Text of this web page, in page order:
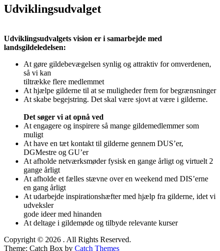
Udviklingsudvalget
Udviklingsudvalgets vision er i samarbejde med
landsgildeledelsen:
At gøre gildebevægelsen synlig og attraktiv for omverdenen,
så vi kan
tiltrække flere medlemmet
At hjælpe gilderne til at se muligheder frem for begrænsninger
At skabe begejstring. Det skal være sjovt at være i gilderne.
Det søger vi at opnå ved
At engagere og inspirere så mange gildemedlemmer som
muligt
At have en tæt kontakt til gilderne gennem DUS’er,
DGMestre og GU’er
At afholde netværksmøder fysisk en gange årligt og virtuelt 2
gange årligt
At afholde et fælles stævne over en weekend med DIS’erne
en gang årligt
At udarbejde inspirationshæfter med hjælp fra gilderne, idet vi
udveksler
gode ideer med hinanden
At deltage i gildemøde og tilbyde relevante kurser
Copyright © 2026 . All Rights Reserved.
Theme: Catch Box by Catch Themes